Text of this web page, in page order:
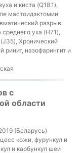
и киста (Q18.1),
мастоидэктомии
разрыв
уха (H71),
Хронический
ринит, назофарингит и
с
области
(Беларусь)
кожи, фурункул и
и карбункул шеи